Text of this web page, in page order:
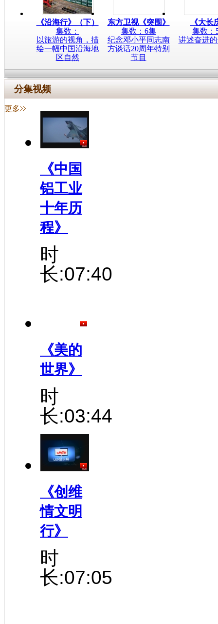
《沿海行》（下）
集数：
以旅游的视角，描
绘一幅中国沿海地
区自然
东方卫视《突围》
集数：6集
纪念邓小平同志南
方谈话20周年特别
节目
《大长
集数：
讲述奋进
分集视频
更多
《中国
铝工业
十年历
程》
时
长:07:40
《美的
世界》
时
长:03:44
《创维
情文明
行》
时
长:07:05